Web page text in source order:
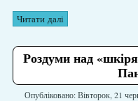
Читати далі
Роздуми над
Опубліковано: Вівторок, 21